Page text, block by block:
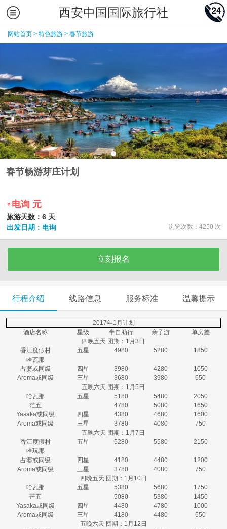
西安中国国际旅行社
网站首页 > 特色旅游 > 春节旅游
春节畅游芽庄计划
￥ 电询 元
旅游天数：6 天
出发日期：电询
浏览次数：4250 次
立刻报名
行程介绍 线路信息 服务标准 温馨提示
2017年1月计划
酒店名称
星级 半自助行 亲子游
单房差
四晚五天 団期：1月3日
香江度假村
五星 4980 5280
1850
哈瓦那
占婆或同级
四星 3980 4280
1050
Aroma或同级
三星 3680 3980
650
五晚六天 団期：1月5日
哈瓦那
五星 5180 5480
2050
茫五
4780 5080
1650
Yasaka或同级
四星 4380 4680
1600
Aroma或同级
三星 3780 4080
750
五晚六天 団期：1月7日
香江度假村
五星 5280 5580
2150
哈玩那
占婆或同级
四星 4180 4480
1200
Aroma或同级
三星 3780 4080
750
四晚五天 団期：1月10日
哈瓦那
五星 5380 5680
1750
芒五
5080 5380
1450
Yasaka或同级
四星 4480 4780
1000
Aroma或同级
三星 4180 4480
650
五晚六天 団期：1月12日